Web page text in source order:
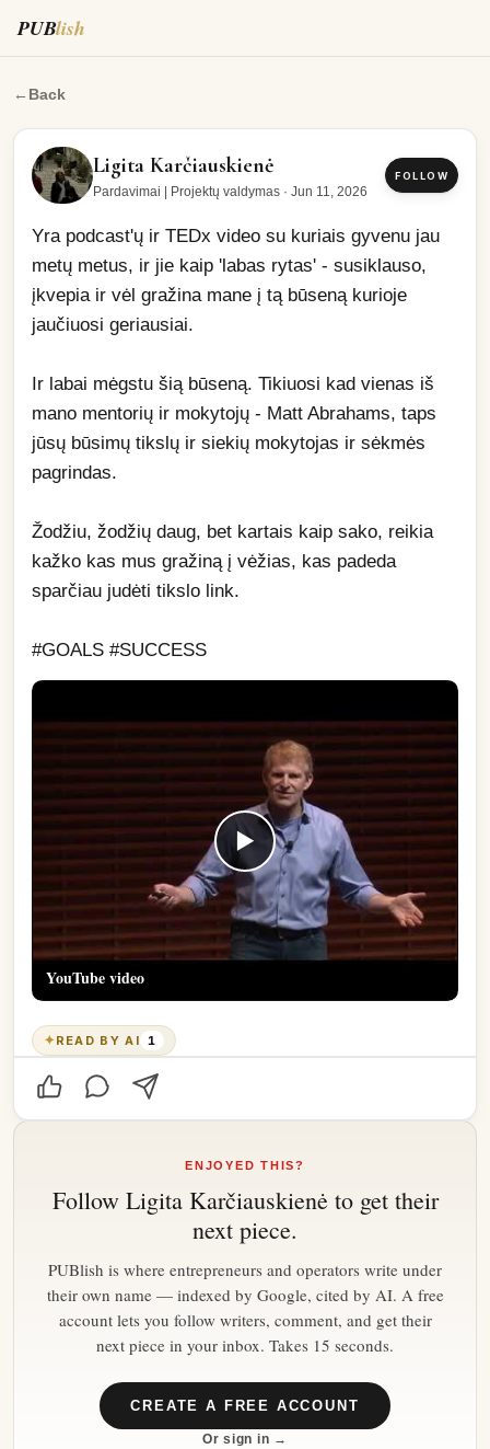
PUBlish
Yra podcast'ų ir TEDx video su kuriais gyvenu jau metų
← Back
Ligita Karčiauskienė
Pardavimai | Projektų valdymas · Jun 11, 2026
FOLLOW
Yra podcast'ų ir TEDx video su kuriais gyvenu jau
metų metus, ir jie kaip 'labas rytas' - susiklauso,
įkvepia ir vėl gražina mane į tą būseną kurioje
jaučiuosi geriausiai.
Ir labai mėgstu šią būseną. Tikiuosi kad vienas iš
mano mentorių ir mokytojų - Matt Abrahams, taps
jūsų būsimų tikslų ir siekių mokytojas ir sėkmės
pagrindas.
Žodžiu, žodžių daug, bet kartais kaip sako, reikia
kažko kas mus gražiną į vėžias, kas padeda
sparčiau judėti tikslo link.
#GOALS #SUCCESS
▶
YouTube video
✦READ BY AI 1
ENJOYED THIS?
Follow Ligita Karčiauskienėto get their
next piece.
PUBlish is where entrepreneurs and operators write under
their own name — indexed by Google, cited by AI. A free
account lets you follow writers, comment, and get their
next piece in your inbox. Takes 15 seconds.
CREATE A FREE ACCOUNT
Or sign in →